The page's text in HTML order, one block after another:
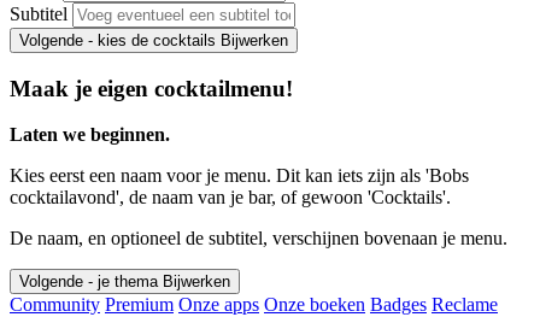
Subtitel
Volgende - kies de cocktails Bijwerken
Maak je eigen cocktailmenu!
Laten we beginnen.
Kies eerst een naam voor je menu. Dit kan iets zijn als 'Bobs
cocktailavond', de naam van je bar, of gewoon 'Cocktails'.
De naam, en optioneel de subtitel, verschijnen bovenaan je menu.
Volgende - je thema Bijwerken
Community Premium Onze apps Onze boeken Badges Reclame